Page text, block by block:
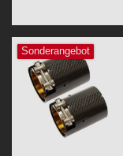
Sonderangebot